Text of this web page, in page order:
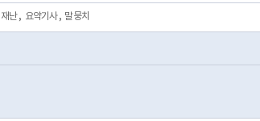
재난, 요약기사, 말뭉치